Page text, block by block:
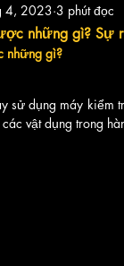
Car & Van,
những gì?
4, 2023 3 phút đọc
những gì?
sử dụng máy kiểm
vật dụng trong